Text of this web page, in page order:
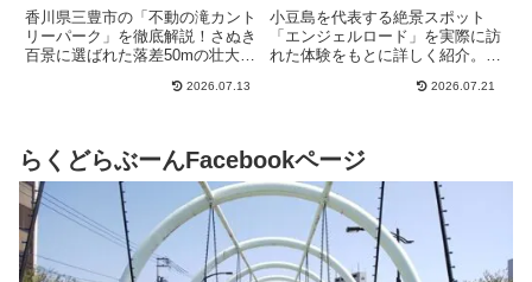
力ある滝の魅力を紹介
香川県三豊市の「不動の滝カント
リーパーク」を徹底解説！さぬき
百景に選ばれた落差50mの壮大な
史、春の桜や秋の紅葉の見頃まで
も網羅したドライブ観光ガイドで
す。
2026.07.13
場・絶景スポットを紹介
小豆島を代表する絶景スポット
「エンジェルロード」を実際に訪
れた体験をもとに詳しく紹介。干
セス、駐車場、見どころ、展望
す。
2026.07.21
らくどらぶーんFacebookページ